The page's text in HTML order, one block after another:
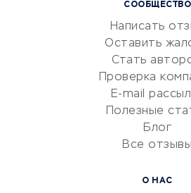
Маркетинг и продажи
Репетиторство
Красота и здоровье
Сервисы по поиску работы
Сетевой маркетинг
УСЛУГИ ДЛЯ БИЗНЕСА
СООБЩЕСТВО
Написать
Оставить
Стать
Проверка
E-mail
Полезные
Блог
Все отзывы
О НАС